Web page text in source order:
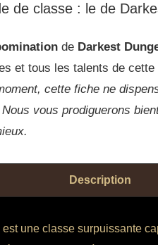
de classe : le de
de Darkest
et tous les talents de
cette fiche ne
vous prodiguerons
Description
est une classe surpuissante